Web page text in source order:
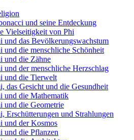
und seine Entdeckung
Vielseitigkeit von Phi
und das Bevölkerungswachstum
und die menschliche Schönheit
und die Zähne
und der menschliche Herzschlag
und die Tierwelt
das Gesicht und die Gesundheit
und die Mathematik
und die Geometrie
Erschütterungen und Strahlungen
und der Kosmos
und die Pflanzen